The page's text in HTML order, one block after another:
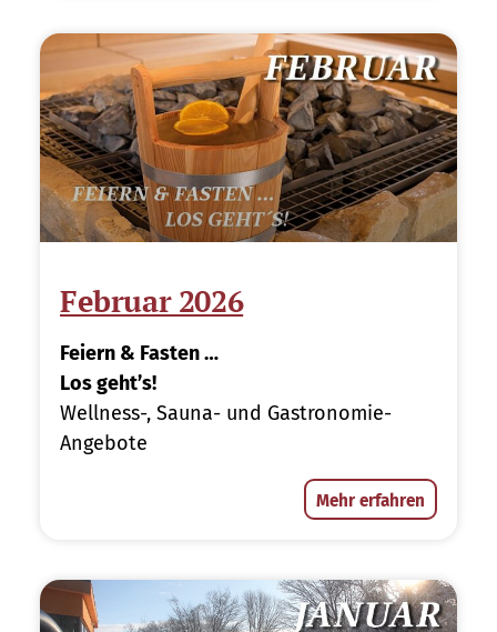
Februar 2026
Feiern & Fasten …
Los geht’s!
Wellness-, Sauna- und Gastronomie-
Angebote
Mehr erfahren